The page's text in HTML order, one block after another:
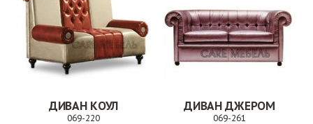
ДИВАН КОУЛ
069-220
ДИВАН ДЖЕРОМ
069-261